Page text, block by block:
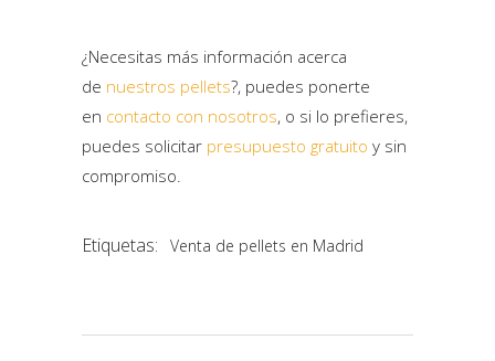
¿Necesitas más información acerca
de nuestros pellets?, puedes ponerte
en contacto con nosotros, o si lo prefieres,
puedes solicitar presupuesto gratuito y sin
compromiso.
Etiquetas: Venta de pellets en Madrid